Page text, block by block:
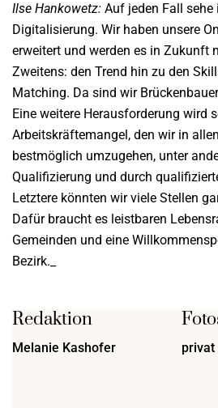
Ilse Hankowetz: Auf jeden Fall sehe
Digitalisierung. Wir haben unsere
erweitert und werden es in Zukunft
Zweitens: den Trend hin zu den
Matching. Da sind wir
Eine weitere Herausforderung wird
Arbeitskräftemangel, den wir in
bestmöglich umzugehen, unter
Qualifizierung und durch
Letztere könnten wir viele Stellen
Dafür braucht es leistbaren
Gemeinden und eine
Bezirk._
Redaktion
Melanie Kashofer privat